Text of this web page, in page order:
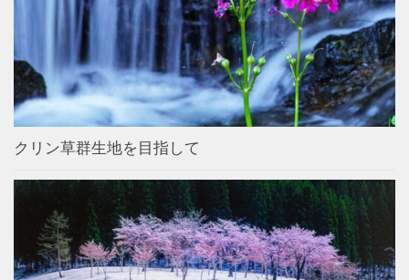
クリン草群生地を目指して